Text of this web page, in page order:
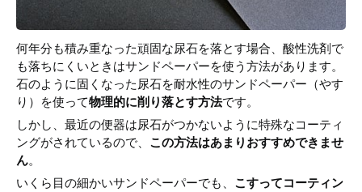
何年分も積み重なった頑固な尿石を落とす場合、酸性洗剤で
も落ちにくいときはサンドペーパーを使う方法があります。
石のように固くなった尿石を耐水性のサンドペーパー（やす
り）を使って物理的に削り落とす方法です。
しかし、最近の便器は尿石がつかないように特殊なコーティ
ングがされているので、 この方法はあまりおすすめできませ
ん。
いくら目の細かいサンドペーパーでも、 こすってコーティン